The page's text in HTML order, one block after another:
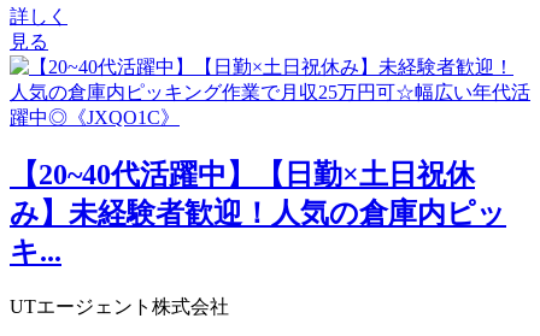
詳しく
見る
【20~40代活躍中】【日勤×土日祝休
み】未経験者歓迎！人気の倉庫内ピッ
キ...
UTエージェント株式会社